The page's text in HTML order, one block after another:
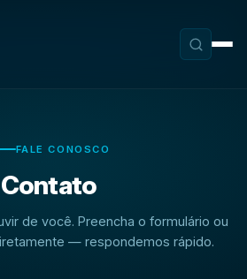
FALE CONOSCO
Contato
de você. Preencha o formulário ou
— respondemos rápido.